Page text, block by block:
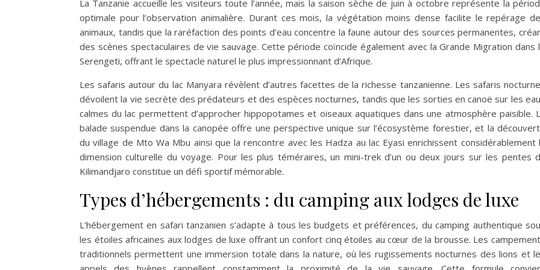
La Tanzanie accueille les visiteurs toute l’année, mais la saison sèche de juin à octobre représente la
optimale pour l’observation animalière. Durant ces mois, la végétation moins dense facilite le repérage
animaux, tandis que la raréfaction des points d’eau concentre la faune autour des sources permanentes,
des scènes spectaculaires de vie sauvage. Cette période coïncide également avec la Grande Migration dans
Serengeti, offrant le spectacle naturel le plus impressionnant d’Afrique.
Les safaris autour du lac Manyara révèlent d’autres facettes de la richesse tanzanienne. Les safaris
dévoilent la vie secrète des prédateurs et des espèces nocturnes, tandis que les sorties en canoë sur les
calmes du lac permettent d’approcher hippopotames et oiseaux aquatiques dans une atmosphère paisible.
balade suspendue dans la canopée offre une perspective unique sur l’écosystème forestier, et la
du village de Mto Wa Mbu ainsi que la rencontre avec les Hadza au lac Eyasi enrichissent considérablement
dimension culturelle du voyage. Pour les plus téméraires, un mini-trek d’un ou deux jours sur les pentes
Kilimandjaro constitue un défi sportif mémorable.
Types d’hébergements : du camping aux lodges de luxe
L’hébergement en safari tanzanien s’adapte à tous les budgets et préférences, du camping authentique
les étoiles africaines aux lodges de luxe offrant un confort cinq étoiles au cœur de la brousse. Les
traditionnels permettent une immersion totale dans la nature, où les rugissements nocturnes des lions et